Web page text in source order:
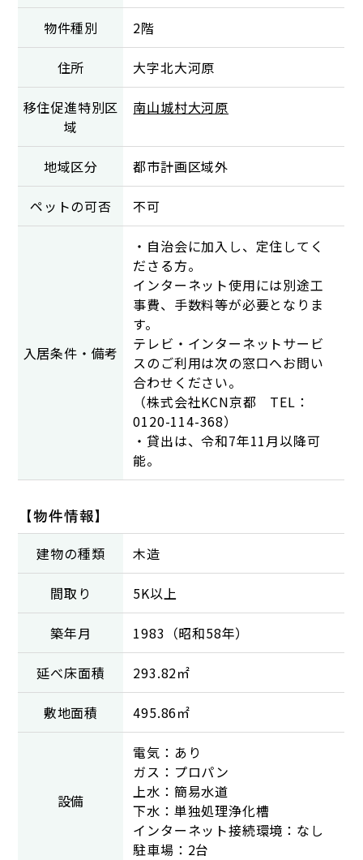
物件種別 2階
住所 大字北大河原
移住促進特別区
域
南山城村大河原
地域区分 都市計画区域外
ペットの可否 不可
入居条件・備考
・自治会に加入し、定住してく
ださる方。
インターネット使用には別途工
事費、手数料等が必要となりま
す。
テレビ・インターネットサービ
スのご利用は次の窓口へお問い
合わせください。
（株式会社KCN京都 TEL：
0120-114-368）
・貸出は、令和7年11月以降可
能。
【物件情報】
建物の種類 木造
間取り 5K以上
築年月 1983（昭和58年）
延べ床面積 293.82㎡
敷地面積 495.86㎡
設備
電気：あり
ガス：プロパン
上水：簡易水道
下水：単独処理浄化槽
インターネット接続環境：なし
駐車場：2台